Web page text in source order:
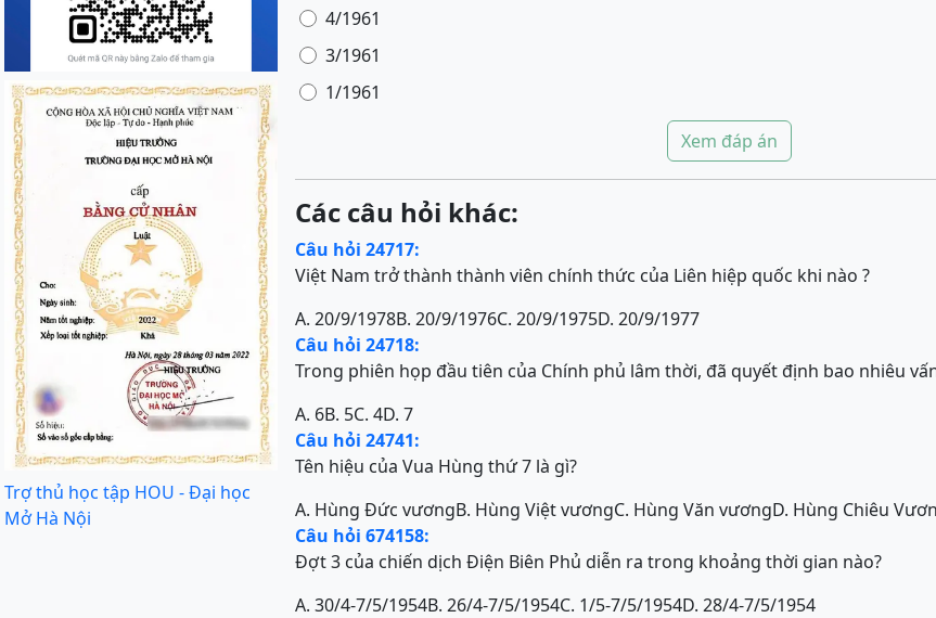
Trợ thủ học tập HOU - Đại học
Mở Hà Nội
4/1961
3/1961
1/1961
Xem đáp án
Các câu hỏi khác:
Câu hỏi 24717:
Việt Nam trở thành thành viên chính thức của Liên hiệp quốc khi nào ?
A. 20/9/1978B. 20/9/1976C. 20/9/1975D. 20/9/1977
Câu hỏi 24718:
Trong phiên họp đầu tiên của Chính phủ lâm thời, đã quyết định bao nhiêu
A. 6B. 5C. 4D. 7
Câu hỏi 24741:
Tên hiệu của Vua Hùng thứ 7 là gì?
A. Hùng Đức vươngB. Hùng Việt vươngC. Hùng Văn vươngD. Hùng Chiêu
Câu hỏi 674158:
Đợt 3 của chiến dịch Điện Biên Phủ diễn ra trong khoảng thời gian nào?
A. 30/4-7/5/1954B. 26/4-7/5/1954C. 1/5-7/5/1954D. 28/4-7/5/1954